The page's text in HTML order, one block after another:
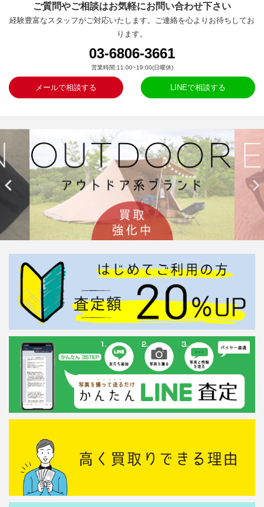
ご質問やご相談はお気軽にお問い合わせ下さい
経験豊富なスタッフがご対応いたします。ご連絡を心よりお待ちしてお
ります。
03-6806-3661
営業時間:11:00~19:00(日曜休)
メールで相談する LINEで相談する
 